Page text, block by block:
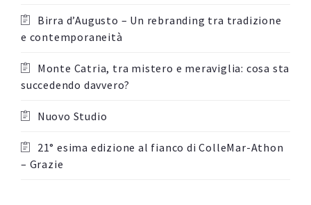
Birra d’Augusto – Un rebranding tra tradizione
e contemporaneità
Monte Catria, tra mistero e meraviglia: cosa sta
succedendo davvero?
Nuovo Studio
21° esima edizione al fianco di ColleMar-Athon
– Grazie